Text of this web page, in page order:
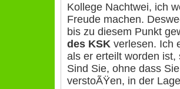
Kollege Nachtwei, ich
Freude machen.
bis zu diesem Punkt
des KSK verlesen. Ich
als er erteilt worden
Sind Sie, ohne dass
verstoÃŸen, in der